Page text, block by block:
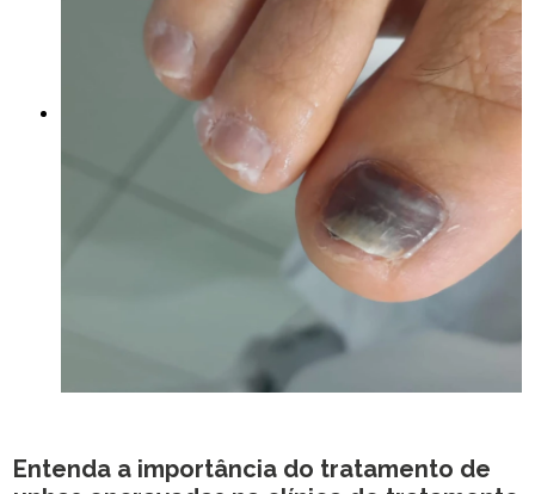
Entenda a importância do tratamento de